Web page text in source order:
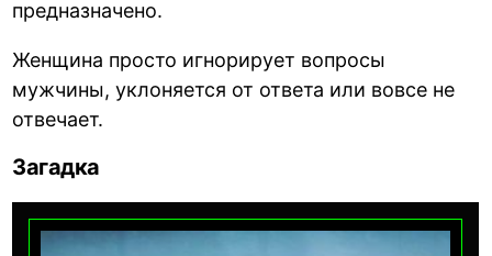
предназначено.
Женщина просто игнорирует вопросы
мужчины, уклоняется от ответа или вовсе не
отвечает.
Загадка